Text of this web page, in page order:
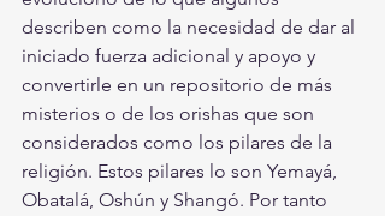
describen como la necesidad de dar al
iniciado fuerza adicional y apoyo y
convertirle en un repositorio de más
misterios o de los orishas que son
considerados como los pilares de la
religión. Estos pilares lo son Yemayá,
Obatalá, Oshún y Shangó. Por tanto